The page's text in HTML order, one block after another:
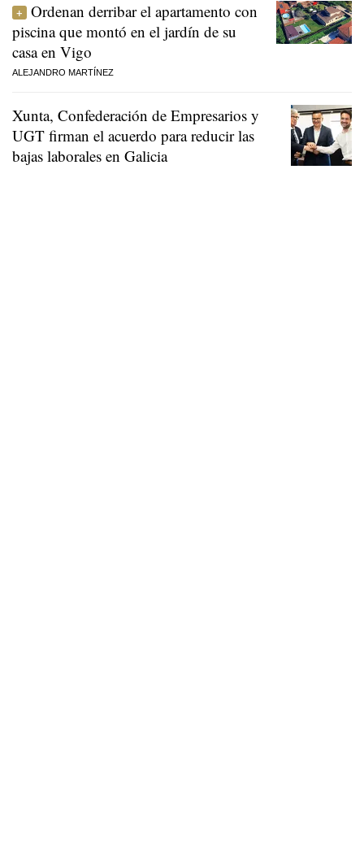
Ordenan derribar el apartamento con
piscina que montó en el jardín de su
casa en Vigo
ALEJANDRO MARTÍNEZ
Xunta, Confederación de Empresarios y
UGT firman el acuerdo para reducir las
bajas laborales en Galicia